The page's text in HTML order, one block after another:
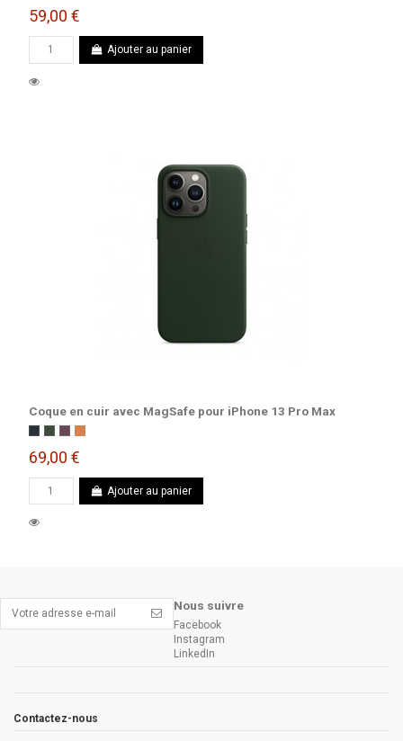
59,00 €
Ajouter au panier
Coque en cuir avec MagSafe pour iPhone 13 Pro Max
MinuitVert séquoia
Cerise noire
Ocre
69,00 €
Ajouter au panier
Nous suivre
Facebook
Instagram
LinkedIn
Contactez-nous